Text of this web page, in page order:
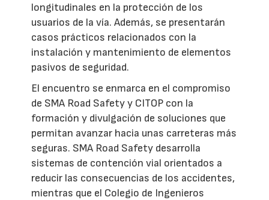
longitudinales en la protección de los
usuarios de la vía. Además, se presentarán
casos prácticos relacionados con la
instalación y mantenimiento de elementos
pasivos de seguridad.
El encuentro se enmarca en el compromiso
de SMA Road Safety y CITOP con la
formación y divulgación de soluciones que
permitan avanzar hacia unas carreteras más
seguras. SMA Road Safety desarrolla
sistemas de contención vial orientados a
reducir las consecuencias de los accidentes,
mientras que el Colegio de Ingenieros